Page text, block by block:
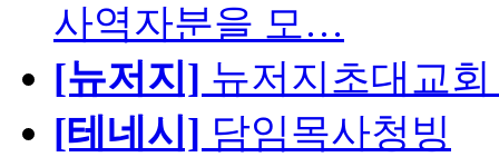
사역자분을 모…
[뉴저지] 뉴저지초대교
[테네시] 담임목사청빙